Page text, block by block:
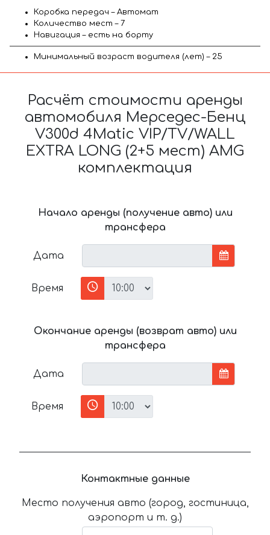
Коробка передач – Автомат
Количество мест – 7
Навигация – есть на борту
Минимальный возраст водителя (лет) – 25
Расчёт стоимости аренды
автомобиля Мерседес-Бенц
V300d 4Matic VIP/TV/WALL
EXTRA LONG (2+5 мест) AMG
комплектация
Начало аренды (получение авто) или
трансфера
Дата
Время
Окончание аренды (возврат авто) или
трансфера
Дата
Время
Контактные данные
Место получения авто (город, гостиница,
аэропорт и т. д.)